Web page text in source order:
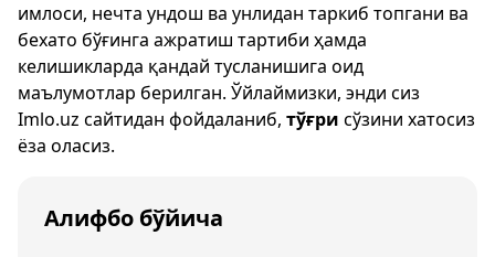
имлоси, нечта ундош ва унлидан таркиб топгани ва
бехато бўғинга ажратиш тартиби ҳамда
келишикларда қандай тусланишига оид
маълумотлар берилган. Ўйлаймизки, энди сиз
Imlo.uz сайтидан фойдаланиб, тўғри сўзини хатосиз
ёза оласиз.
Алифбо бўйича